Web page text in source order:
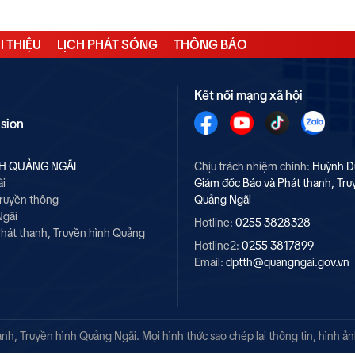
THIỆU LỊCH PHÁT SÓNG THÔNG BÁO
QUẢNG NGÃI
thông
thanh, Truyền hình Quảng
Kết nối mạng xã hội
Chịu trách nhiệm chính: Huỳnh
Giám đốc Báo và Phát thanh,
Quảng Ngãi
Hotline: 0255 3828328
Hotline2: 0255 3817899
Email: dptth@quangngai.gov.vn
Truyền hình Quảng Ngãi. Mọi hình thức sao chép lại thông tin, hình